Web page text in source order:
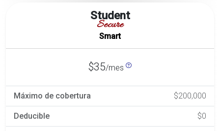
Student
Secure
Smart
$35/mes
Máximo de cobertura $200,000
Deducible $0